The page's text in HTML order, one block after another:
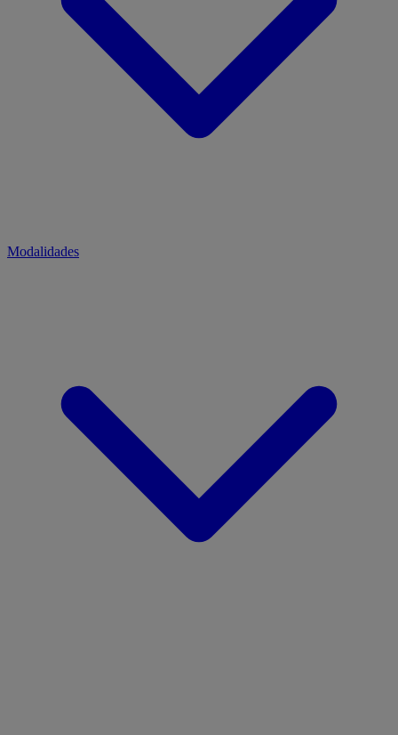
Modalidades